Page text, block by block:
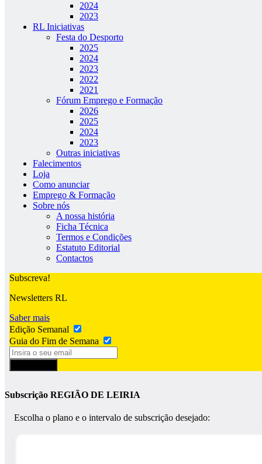
2024
2023
RL Iniciativas
Festa do Desporto
2025
2024
2023
2022
2021
Fórum Emprego e Formação
2026
2025
2024
2023
Outras iniciativas
Falecimentos
Loja
Como anunciar
Emprego & Formação
Sobre nós
A nossa história
Ficha Técnica
Termos e Condições
Estatuto Editorial
Contactos
Subscreva!
Newsletters RL
Saber mais
Edição Semanal
Guia do Fim de Semana
Subscrição REGIÃO DE LEIRIA
Escolha o plano e o intervalo de subscrição desejado: